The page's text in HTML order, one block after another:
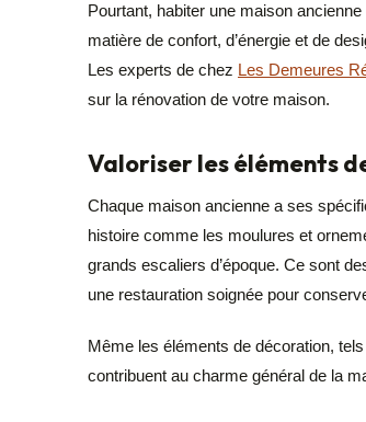
Pourtant, habiter une maison
matière de confort, d’énergie et de
Les experts de chez Les Demeures
sur la rénovation de votre maison.
Valoriser les éléments
Chaque maison ancienne a ses
histoire comme les moulures et
grands escaliers d’époque. Ce sont
une restauration soignée pour
Même les éléments de décoration,
contribuent au charme général de la